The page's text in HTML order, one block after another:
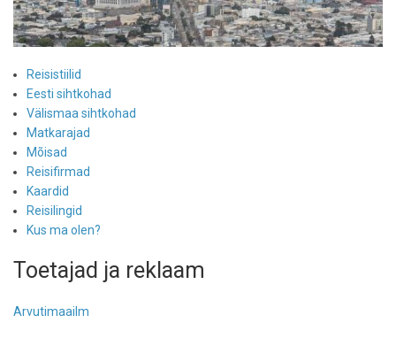
Reisistiilid
Eesti sihtkohad
Välismaa sihtkohad
Matkarajad
Mõisad
Reisifirmad
Kaardid
Reisilingid
Kus ma olen?
Toetajad ja reklaam
Arvutimaailm